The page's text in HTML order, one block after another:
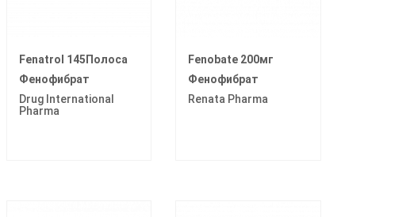
Fenatrol 145Полоса
Фенофибрат
Drug International
Pharma
Fenobate 200мг
Фенофибрат
Renata Pharma